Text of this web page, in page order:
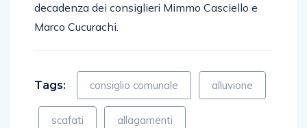
decadenza dei consiglieri Mimmo Casciello e
Marco Cucurachi.
Tags: consiglio comunale alluvione
scafati allagamenti